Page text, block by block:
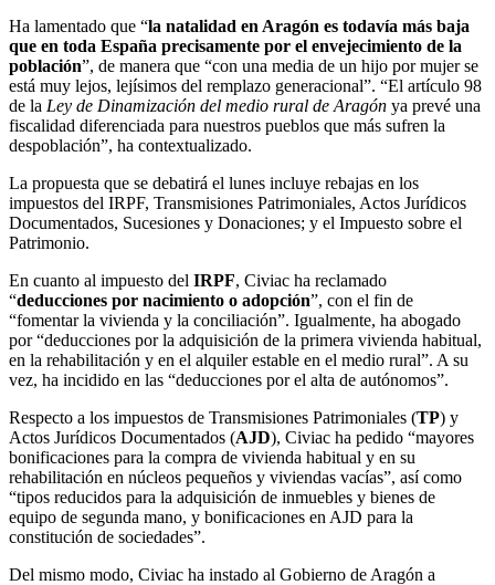
Ha lamentado que “la natalidad en Aragón es todavía más baja
que en toda España precisamente por el envejecimiento de la
población”, de manera que “con una media de un hijo por mujer se
está muy lejos, lejísimos del remplazo generacional”. “El artículo 98
de la Ley de Dinamización del medio rural de Aragón ya prevé una
fiscalidad diferenciada para nuestros pueblos que más sufren la
despoblación”, ha contextualizado.
La propuesta que se debatirá el lunes incluye rebajas en los
impuestos del IRPF, Transmisiones Patrimoniales, Actos Jurídicos
Documentados, Sucesiones y Donaciones; y el Impuesto sobre el
Patrimonio.
En cuanto al impuesto del IRPF, Civiac ha reclamado
“deducciones por nacimiento o adopción”, con el fin de
“fomentar la vivienda y la conciliación”. Igualmente, ha abogado
por “deducciones por la adquisición de la primera vivienda habitual,
en la rehabilitación y en el alquiler estable en el medio rural”. A su
vez, ha incidido en las “deducciones por el alta de autónomos”.
Respecto a los impuestos de Transmisiones Patrimoniales (TP) y
Actos Jurídicos Documentados (AJD), Civiac ha pedido “mayores
bonificaciones para la compra de vivienda habitual y en su
rehabilitación en núcleos pequeños y viviendas vacías”, así como
“tipos reducidos para la adquisición de inmuebles y bienes de
equipo de segunda mano, y bonificaciones en AJD para la
constitución de sociedades”.
Del mismo modo, Civiac ha instado al Gobierno de Aragón a